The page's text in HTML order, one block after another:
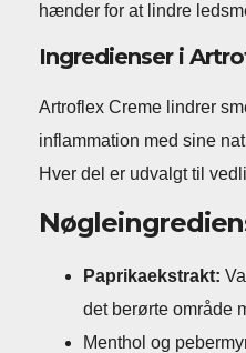
hænder for at lindre
Ingredienser i
Artroflex Creme lindrer
inflammation med sine
Hver del er udvalgt til
Paprikaekstrakt:
det berørte område
Menthol og